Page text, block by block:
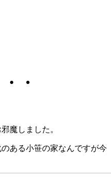
・
魔しました。
ある小笹の家なんですが今